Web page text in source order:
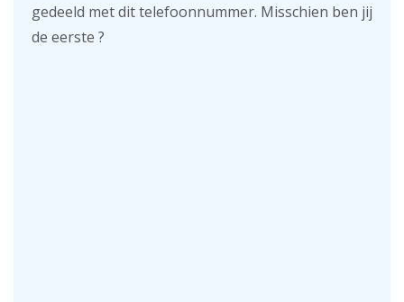
gedeeld met dit telefoonnummer. Misschien ben jij
de eerste ?